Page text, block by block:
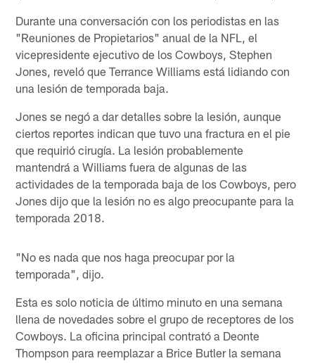
Durante una conversación con los periodistas en las
"Reuniones de Propietarios" anual de la NFL, el
vicepresidente ejecutivo de los Cowboys, Stephen
Jones, reveló que Terrance Williams está lidiando con
una lesión de temporada baja.
Jones se negó a dar detalles sobre la lesión, aunque
ciertos reportes indican que tuvo una fractura en el pie
que requirió cirugía. La lesión probablemente
mantendrá a Williams fuera de algunas de las
actividades de la temporada baja de los Cowboys, pero
Jones dijo que la lesión no es algo preocupante para la
temporada 2018.
"No es nada que nos haga preocupar por la
temporada", dijo.
Esta es solo noticia de último minuto en una semana
llena de novedades sobre el grupo de receptores de los
Cowboys. La oficina principal contrató a Deonte
Thompson para reemplazar a Brice Butler la semana